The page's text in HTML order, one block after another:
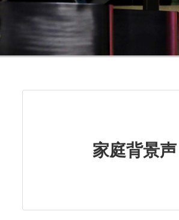
家庭背景声